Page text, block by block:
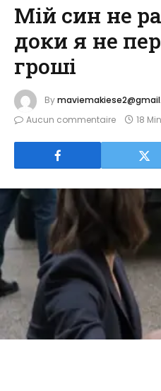
Мій син не
доки я не
гроші
By
Aucun commentaire
18